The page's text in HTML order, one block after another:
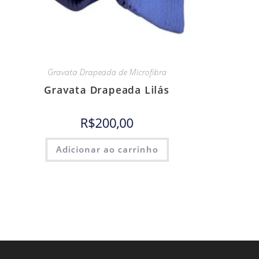
Gravata Drapeada de Microfibra
Gravata Drapeada Lilás
R$200,00
Adicionar ao carrinho